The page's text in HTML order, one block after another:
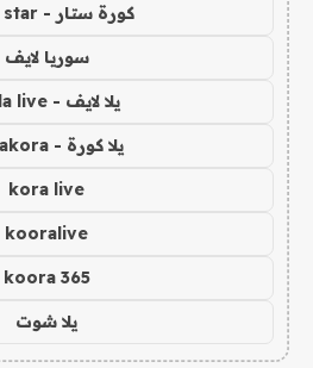
كورة ستار - kora star
سوريا لايف
يلا لايف - yalla live
يلا كورة - yallakora
kora live
kooralive
koora 365
يلا شوت